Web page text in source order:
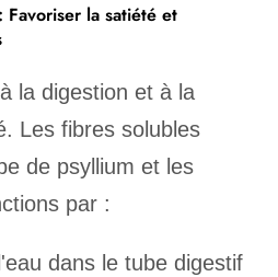
la satiété et
la digestion et à la
Les fibres solubles
de psyllium et les
par :
dans le tube digestif